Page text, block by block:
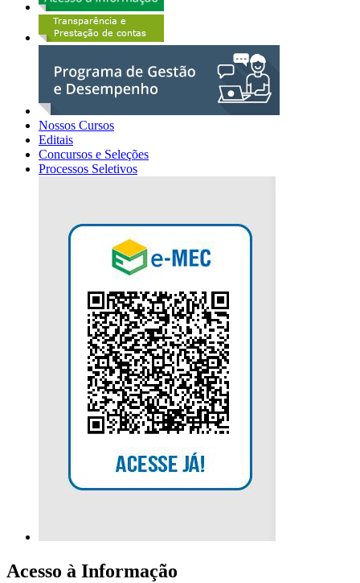
Nossos Cursos
Editais
Concursos e Seleções
Processos Seletivos
Acesso à Informação